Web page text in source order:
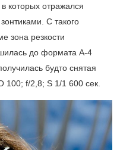
которых отражался
С такого
зона резкости
до формата А-4
будто снятая
100; f/2,8; S 1/1 600 сек.